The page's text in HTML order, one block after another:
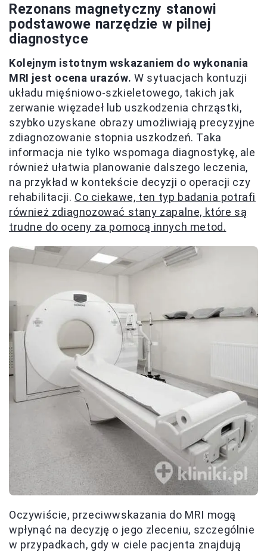
Rezonans magnetyczny stanowi
podstawowe narzędzie w pilnej
diagnostyce
Kolejnym istotnym wskazaniem do wykonania
MRI jest ocena urazów. W sytuacjach kontuzji
układu mięśniowo-szkieletowego, takich jak
zerwanie więzadeł lub uszkodzenia chrząstki,
szybko uzyskane obrazy umożliwiają precyzyjne
zdiagnozowanie stopnia uszkodzeń. Taka
informacja nie tylko wspomaga diagnostykę, ale
również ułatwia planowanie dalszego leczenia,
na przykład w kontekście decyzji o operacji czy
rehabilitacji. Co ciekawe, ten typ badania potrafi
również zdiagnozować stany zapalne, które są
trudne do oceny za pomocą innych metod.
Oczywiście, przeciwwskazania do MRI mogą
wpłynąć na decyzję o jego zleceniu, szczególnie
w przypadkach, gdy w ciele pacjenta znajdują